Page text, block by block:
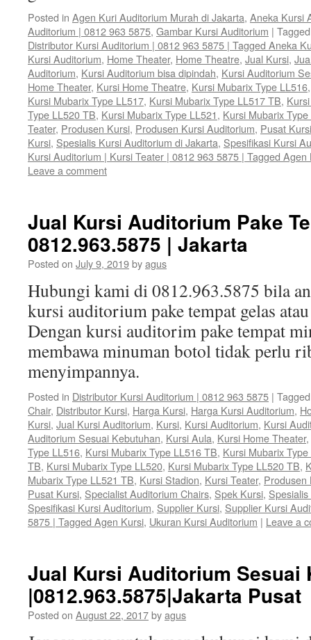
Posted in Agen Kuri Auditorium Murah di Jakarta, Aneka Kursi
Auditorium | 0812 963 5875, Gambar Kursi Auditorium | Tagged
Distributor Kursi Auditorium | 0812 963 5875 | Tagged Aneka
Kursi Auditorium, Home Theater, Home Theatre, Jual Kursi,
Auditorium, Kursi Auditorium bisa dipindah, Kursi Auditorium
Home Theater, Kursi Home Theatre, Kursi Mubarix Type LL516
Kursi Mubarix Type LL517, Kursi Mubarix Type LL517 TB,
Type LL520 TB, Kursi Mubarix Type LL521, Kursi Mubarix
Teater, Produsen Kursi, Produsen Kursi Auditorium, Pusat Kursi
Kursi, Spesialis Kursi Auditorium di Jakarta, Spesifikasi Kursi
Kursi Auditorium | Kursi Teater | 0812 963 5875 | Tagged Agen
Leave a comment
Jual Kursi Auditorium Pake
0812.963.5875 | Jakarta
Posted on July 9, 2019byagus
Hubungi kami di 0812.963.5875 bila
kursi auditorium pake tempat gelas
Dengan kursi auditorim pake tempat
membawa minuman botol tidak perlu
menyimpannya.
Posted in Distributor Kursi Auditorium | 0812 963 5875 | Tagged
Chair, Distributor Kursi, Harga Kursi, Harga Kursi Auditorium,
Kursi, Jual Kursi Auditorium, Kursi, Kursi Auditorium, Kursi
Auditorium Sesuai Kebutuhan, Kursi Aula, Kursi Home Theater,
Type LL516, Kursi Mubarix Type LL516 TB, Kursi Mubarix
TB, Kursi Mubarix Type LL520, Kursi Mubarix Type LL520 TB,
Mubarix Type LL521 TB, Kursi Stadion, Kursi Teater, Produsen
Pusat Kursi, Specialist Auditorium Chairs, Spek Kursi,
Spesifikasi Kursi Auditorium, Supplier Kursi, Supplier Kursi
5875 | Tagged Agen Kursi, Ukuran Kursi Auditorium | Leave a
Jual Kursi Auditorium Sesuai
|0812.963.5875|Jakarta Pusat
Posted on August 22, 2017byagus